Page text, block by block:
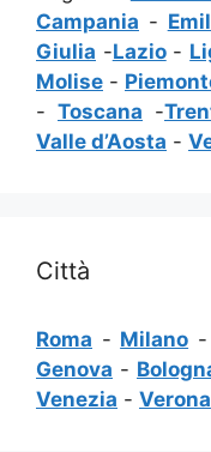
Campania -
Giulia -Lazio-
Molise -
- Toscana -
Valle d’Aosta -
Città
Roma - Milano -
Genova -
Venezia - Verona